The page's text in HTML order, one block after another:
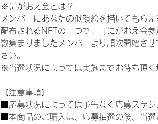
※にがおえ会とは？
メンバーにあなたの似顔絵を描いてもら
配布されるNFTの一つで、『にがおえ会
数集まりましたメンバーより順次開始さ
さい。
※当選状況によっては実施までお待ち頂く
【注意事項】
■応募状況によっては予告なく応募スケ
■本商品のご購入は、応募抽選の後、当選